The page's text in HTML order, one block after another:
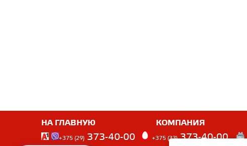
НА ГЛАВНУЮ КОМПАНИЯ
+375 (29) 373-40-00 +375 (33) 373-40-00